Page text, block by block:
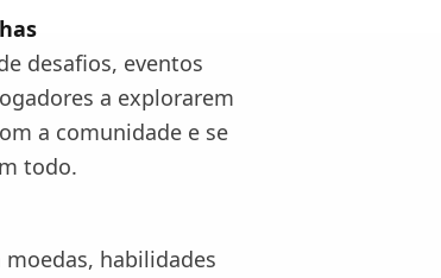
desafios, eventos
a explorarem
a comunidade e se
todo.
habilidades